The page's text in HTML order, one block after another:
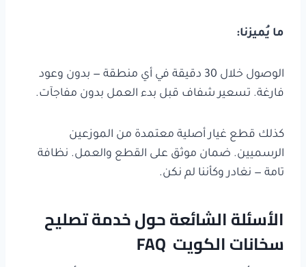
ما يُميزنا:
الوصول خلال 30 دقيقة في أي منطقة — بدون وعود
فارغة. تسعير شفاف قبل بدء العمل بدون مفاجآت.
كذلك قطع غيار أصلية معتمدة من الموزعين
الرسميين. ضمان موثق على القطع والعمل. نظافة
تامة — نغادر وكأننا لم نكن.
الأسئلة الشائعة حول خدمة تصليح
سخانات الكويت FAQ